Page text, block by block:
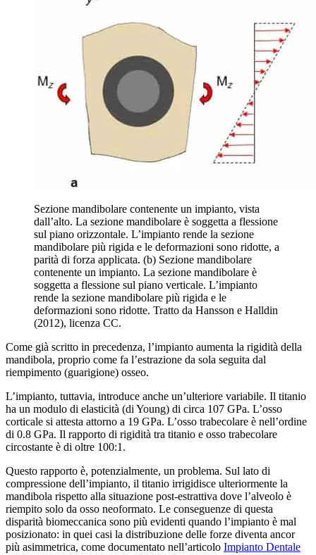
Sezione mandibolare contenente un impianto, vista
dall’alto. La sezione mandibolare è soggetta a flessione
sul piano orizzontale. L’impianto rende la sezione
mandibolare più rigida e le deformazioni sono ridotte, a
parità di forza applicata. (b) Sezione mandibolare
contenente un impianto. La sezione mandibolare è
soggetta a flessione sul piano verticale. L’impianto
rende la sezione mandibolare più rigida e le
deformazioni sono ridotte. Tratto da Hansson e Halldin
(2012), licenza CC.
Come già scritto in precedenza, l’impianto aumenta la rigidità della
mandibola, proprio come fa l’estrazione da sola seguita dal
riempimento (guarigione) osseo.
L’impianto, tuttavia, introduce anche un’ulteriore variabile. Il titanio
ha un modulo di elasticità (di Young) di circa 107 GPa. L’osso
corticale si attesta attorno a 19 GPa. L’osso trabecolare è nell’ordine
di 0.8 GPa. Il rapporto di rigidità tra titanio e osso trabecolare
circostante è di oltre 100:1.
Questo rapporto è, potenzialmente, un problema. Sul lato di
compressione dell’impianto, il titanio irrigidisce ulteriormente la
mandibola rispetto alla situazione post-estrattiva dove l’alveolo è
riempito solo da osso neoformato. Le conseguenze di questa
disparità biomeccanica sono più evidenti quando l’impianto è mal
posizionato: in quei casi la distribuzione delle forze diventa ancor
più asimmetrica, come documentato nell’articolo Impianto Dentale